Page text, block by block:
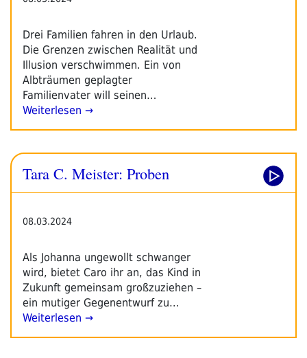
Drei Familien fahren in den Urlaub.
Die Grenzen zwischen Realität und
Illusion verschwimmen. Ein von
Albträumen geplagter
Familienvater will seinen…
Weiterlesen →
Tara C. Meister: Proben
08.03.2024
Als Johanna ungewollt schwanger
wird, bietet Caro ihr an, das Kind in
Zukunft gemeinsam großzuziehen –
ein mutiger Gegenentwurf zu…
Weiterlesen →